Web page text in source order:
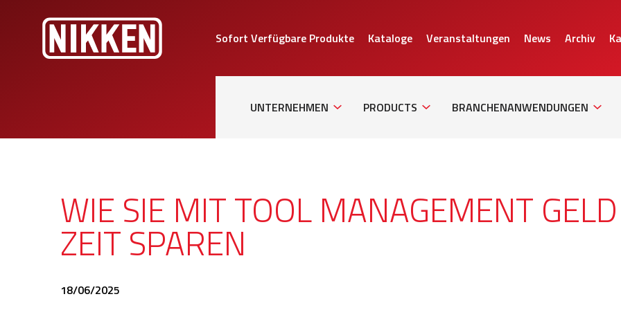
Sofort Verfügbare Produkte Kataloge Veranstaltungen News Archiv
UNTERNEHMEN NavigationPRODUCTS NavigationBRANCHENANWENDUNGEN
WIE SIE MIT TOOL MANAGEMENT
ZEIT SPAREN
18/06/2025